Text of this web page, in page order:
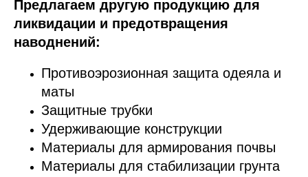
Предлагаем другую продукцию для
ликвидации и предотвращения
наводнений:
Противоэрозионная защита одеяла и
маты
Защитные трубки
Удерживающие конструкции
Материалы для армирования почвы
Материалы для стабилизации грунта